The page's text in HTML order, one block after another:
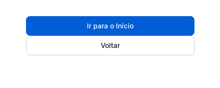
Ir para o Início
Voltar